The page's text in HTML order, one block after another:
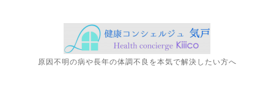
原因不明の病や長年の体調不良を本気で解決したい方へ